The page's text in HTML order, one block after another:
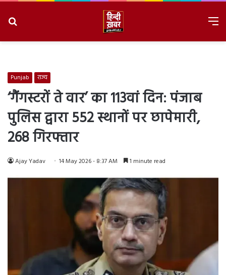
Punjab राज्य
‘गैंगस्टरों ते वार’ का 113वां दिन: पंजाब
पुलिस द्वारा 552 स्थानों पर छापेमारी,
268 गिरफ्तार
Ajay Yadav 14 May 2026 - 8:37 AM 1 minute read